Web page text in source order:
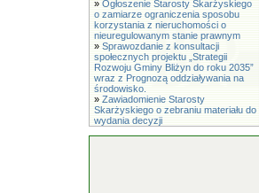
» Ogłoszenie Starosty Skarżyskiego
o zamiarze ograniczenia sposobu
korzystania z nieruchomości o
nieuregulowanym stanie prawnym
» Sprawozdanie z konsultacji
społecznych projektu „Strategii
Rozwoju Gminy Bliżyn do roku 2035”
wraz z Prognozą oddziaływania na
środowisko.
» Zawiadomienie Starosty
Skarżyskiego o zebraniu materiału do
wydania decyzji